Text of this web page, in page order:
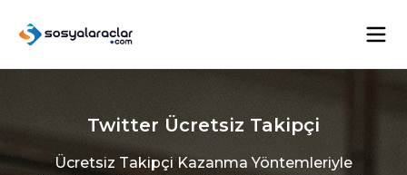
Twitter Ücretsiz Takipçi
Ücretsiz Takipçi Kazanma Yöntemleriyle